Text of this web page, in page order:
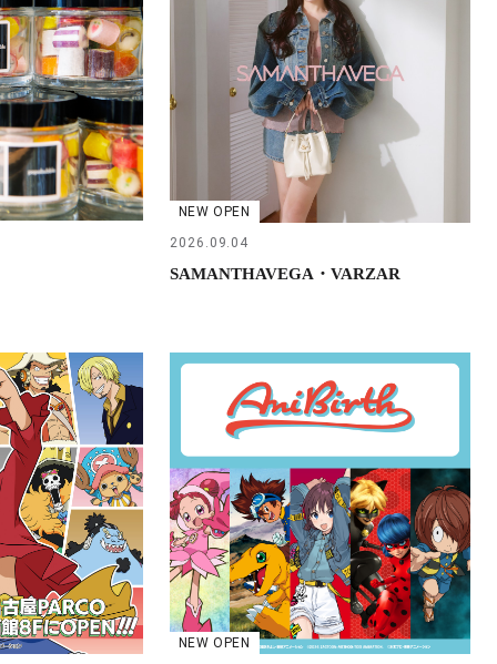
NEW OPEN
2026.09.04
SAMANTHAVEGA・VARZAR
NEW OPEN